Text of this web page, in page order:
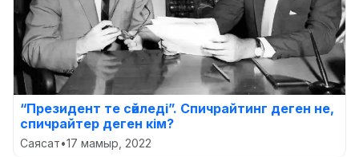
“Президент те сөйледі”. Спичрайтинг деген не,
спичрайтер деген кім?
Саясат•17 мамыр, 2022